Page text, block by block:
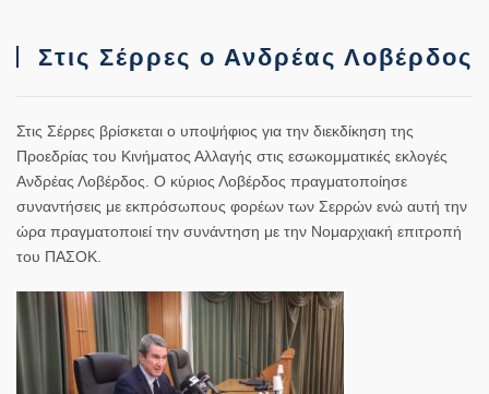
Στις Σέρρες ο Ανδρέας Λοβέρδος
Στις Σέρρες βρίσκεται ο υποψήφιος για την διεκδίκηση της
Προεδρίας του Κινήματος Αλλαγής στις εσωκομματικές εκλογές
Ανδρέας Λοβέρδος. Ο κύριος Λοβέρδος πραγματοποίησε
συναντήσεις με εκπρόσωπους φορέων των Σερρών ενώ αυτή την
ώρα πραγματοποιεί την συνάντηση με την Νομαρχιακή επιτροπή
του ΠΑΣΟΚ.